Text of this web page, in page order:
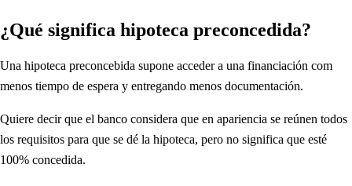
¿Qué significa hipoteca preconcedida?
Una hipoteca preconcebida supone acceder a una financiación com
menos tiempo de espera y entregando menos documentación.
Quiere decir que el banco considera que en apariencia se reúnen todos
los requisitos para que se dé la hipoteca, pero no significa que esté
100% concedida.